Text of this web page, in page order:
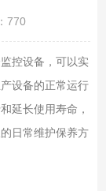
770
设备，可以实
产设备的正常运行
长使用寿命，
的日常维护保养方